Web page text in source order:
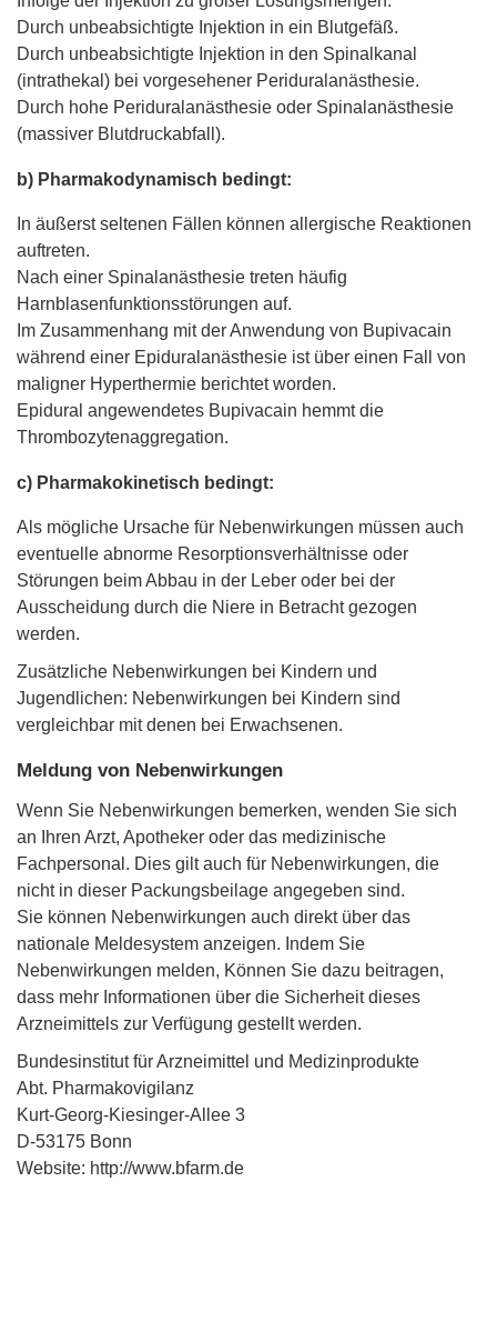
Durch unbeabsichtigte Injektion in ein Blutgefäß.
Durch unbeabsichtigte Injektion in den Spinalkanal
(intrathekal) bei vorgesehener Periduralanästhesie.
Durch hohe Periduralanästhesie oder Spinalanästhesie
(massiver Blutdruckabfall).
b) Pharmakodynamisch bedingt:
In äußerst seltenen Fällen können allergische Reaktionen
auftreten.
Nach einer Spinalanästhesie treten häufig
Harnblasenfunktionsstörungen auf.
Im Zusammenhang mit der Anwendung von Bupivacain
während einer Epiduralanästhesie ist über einen Fall von
maligner Hyperthermie berichtet worden.
Epidural angewendetes Bupivacain hemmt die
Thrombozytenaggregation.
c) Pharmakokinetisch bedingt:
Als mögliche Ursache für Nebenwirkungen müssen auch
eventuelle abnorme Resorptionsverhältnisse oder
Störungen beim Abbau in der Leber oder bei der
Ausscheidung durch die Niere in Betracht gezogen
werden.
Zusätzliche Nebenwirkungen bei Kindern und
Jugendlichen: Nebenwirkungen bei Kindern sind
vergleichbar mit denen bei Erwachsenen.
Meldung von Nebenwirkungen
Wenn Sie Nebenwirkungen bemerken, wenden Sie sich
an Ihren Arzt, Apotheker oder das medizinische
Fachpersonal. Dies gilt auch für Nebenwirkungen, die
nicht in dieser Packungsbeilage angegeben sind.
Sie können Nebenwirkungen auch direkt über das
nationale Meldesystem anzeigen. Indem Sie
Nebenwirkungen melden, Können Sie dazu beitragen,
dass mehr Informationen über die Sicherheit dieses
Arzneimittels zur Verfügung gestellt werden.
Bundesinstitut für Arzneimittel und Medizinprodukte
Abt. Pharmakovigilanz
Kurt-Georg-Kiesinger-Allee 3
D-53175 Bonn
Website: http://www.bfarm.de